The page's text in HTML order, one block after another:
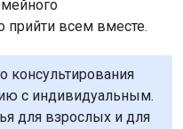
прийти всем вместе.
консультирования
с индивидуальным.
для взрослых и для